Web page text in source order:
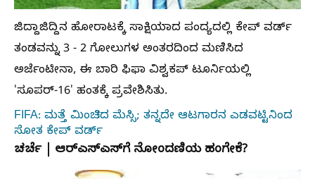
ಜಿದ್ದಾಜಿದ್ದಿನ ಹೋರಾಟಕ್ಕೆ ಸಾಕ್ಷಿಯಾದ ಪಂದ್ಯದಲ್ಲಿ ಕೇಪ್‌ ವರ್ಡ್
ತಂಡವನ್ನು 3 - 2 ಗೋಲುಗಳ ಅಂತರದಿಂದ ಮಣಿಸಿದ
ಅರ್ಜೆಂಟೀನಾ, ಈ ಬಾರಿ ಫಿಫಾ ವಿಶ್ವಕಪ್‌ ಟೂರ್ನಿಯಲ್ಲಿ
'ಸೂಪರ್‌-16' ಹಂತಕ್ಕೆ ಪ್ರವೇಶಿಸಿತು.
FIFA: ಮತ್ತೆ ಮಿಂಚಿದ ಮೆಸ್ಸಿ; ತನ್ನದೇ ಆಟಗಾರನ ಎಡವಟ್ಟಿನಿಂದ
ಸೋತ ಕೇಪ್‌ ವರ್ಡ್
ಚರ್ಚೆ | ಆರ್‌ಎಸ್‌ಎಸ್‌ಗೆ ನೋಂದಣಿಯ ಹಂಗೇಕೆ?